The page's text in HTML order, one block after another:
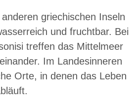
griechischen Inseln
und fruchtbar. Bei
treffen das Mittelmeer
Im Landesinneren
Orte, in denen das Leben